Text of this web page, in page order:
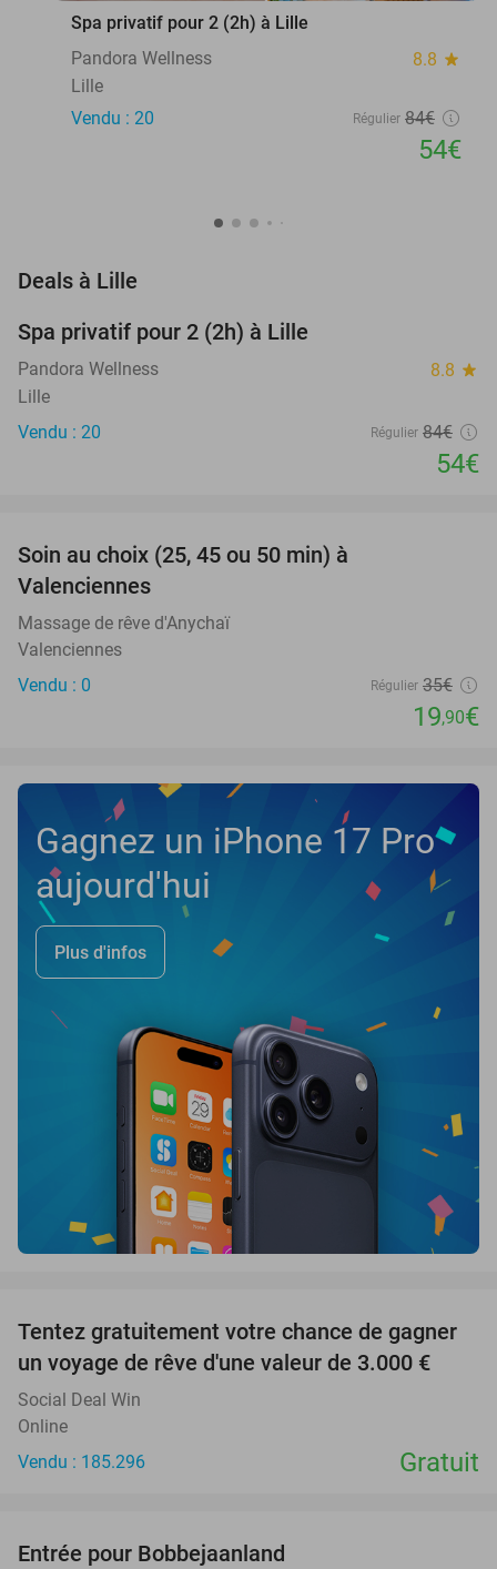
Spa privatif pour 2 (2h) à Lille
Pandora Wellness
8.8 star
Lille
Vendu : 20
Régulier 84€
54€
Deals à Lille
Spa privatif pour 2 (2h) à Lille
Pandora Wellness 8.8 star
Lille
Vendu : 20
Régulier 84€
54€
TODAY
Soin au choix (25, 45 ou 50 min) à
Valenciennes
Massage de rêve d'Anychaï
Valenciennes
Vendu : 0
Régulier 35€
19,90€
Gagnez un iPhone 17 Pro
aujourd'hui
Plus d'infos
Tentez gratuitement votre chance de gagner
un voyage de rêve d'une valeur de 3.000 €
Social Deal Win
Online
Vendu : 185.296
Gratuit
Entrée pour Bobbejaanland